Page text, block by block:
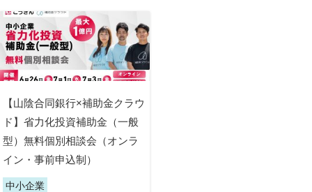
【山陰合同銀行×補助金クラウ
ド】省力化投資補助金（一般
型）無料個別相談会（オンラ
イン・事前申込制）
中小企業